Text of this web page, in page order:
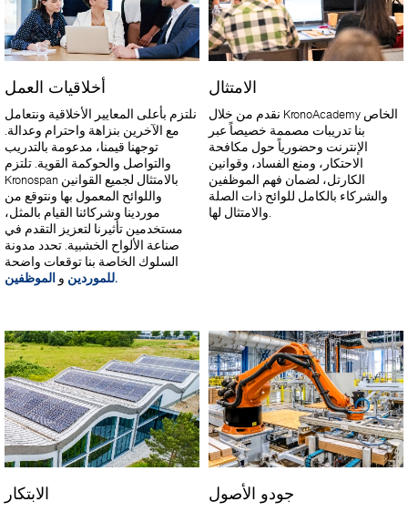
أخلاقيات العمل
نلتزم بأعلى المعايير الأخلاقية ونتعامل
مع الآخرين بنزاهة واحترام وعدالة.
توجهنا قيمنا، مدعومة بالتدريب
والتواصل والحوكمة القوية. تلتزم
Kronospan بالامتثال لجميع القوانين
واللوائح المعمول بها ونتوقع من
موردينا وشركائنا القيام بالمثل،
مستخدمين تأثيرنا لتعزيز التقدم في
صناعة الألواح الخشبية. تحدد مدونة
السلوك الخاصة بنا توقعات واضحة
للموردين و الموظفين.
الامتثال
نقدم من خلال KronoAcademy الخاص
بنا تدريبات مصممة خصيصاً عبر
الإنترنت وحضورياً حول مكافحة
الاحتكار، ومنع الفساد، وقوانين
الكارتل، لضمان فهم الموظفين
والشركاء بالكامل للوائح ذات الصلة
والامتثال لها.
الابتكار جودو الأصول